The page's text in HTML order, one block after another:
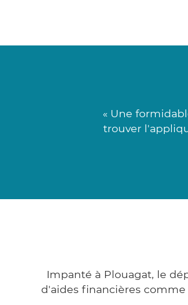
« Une
trouver
Impanté à Plouagat, le
d'aides financières comme